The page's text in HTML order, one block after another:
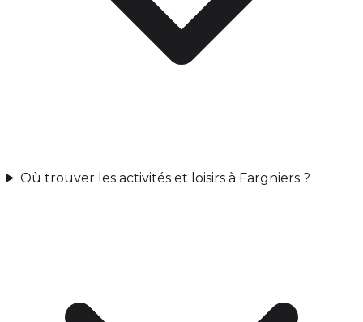
Où trouver les activités et loisirs à Fargniers ?